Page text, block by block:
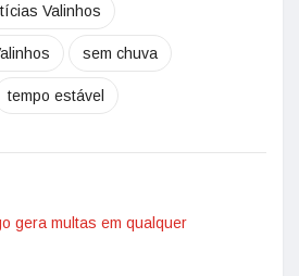
Valinhos
sem chuva
tempo estável
gera multas em qualquer